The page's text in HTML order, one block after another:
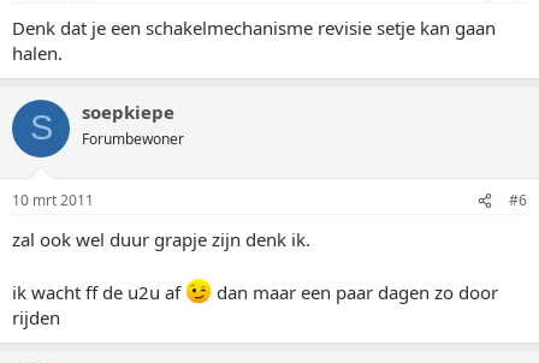
Denk dat je een schakelmechanisme revisie setje kan gaan
halen.
S soepkiepe
Forumbewoner
10 mrt 2011 #6
zal ook wel duur grapje zijn denk ik.
ik wacht ff de u2u af
dan maar een paar dagen zo door
rijden